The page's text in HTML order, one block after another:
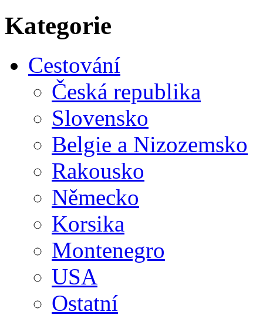
Kategorie
Cestování
Česká republika
Slovensko
Belgie a Nizozemsko
Rakousko
Německo
Korsika
Montenegro
USA
Ostatní